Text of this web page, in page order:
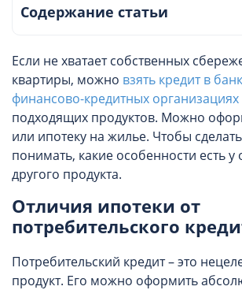
Содержание статьи
Если не хватает собственных
квартиры, можно взять кредит в
финансово-кредитных организациях
подходящих продуктов. Можно
или ипотеку на жилье. Чтобы
понимать, какие особенности есть у
другого продукта.
Отличия ипотеки от
потребительского
Потребительский кредит – это
продукт. Его можно оформить